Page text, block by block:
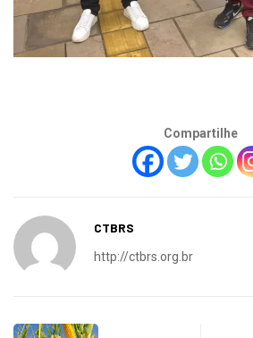
Compartilhe
CTBRS
http://ctbrs.org.br